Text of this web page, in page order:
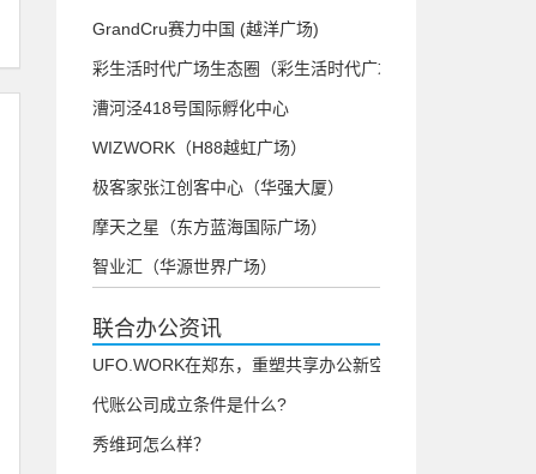
GrandCru赛力中国 (越洋广场)
彩生活时代广场生态圈（彩生活时代广场）
漕河泾418号国际孵化中心
WIZWORK（H88越虹广场）
极客家张江创客中心（华强大厦）
摩天之星（东方蓝海国际广场）
智业汇（华源世界广场）
联合办公资讯
UFO.WORK在郑东，重塑共享办公新空间
代账公司成立条件是什么?
秀维珂怎么样？